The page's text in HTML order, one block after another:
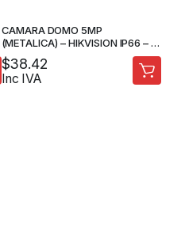
CAMARA DOMO 5MP
(METALICA) – HIKVISION IP66 – IR
20M – CAMARAS DE SEGURIDAD
$38.42
Inc IVA